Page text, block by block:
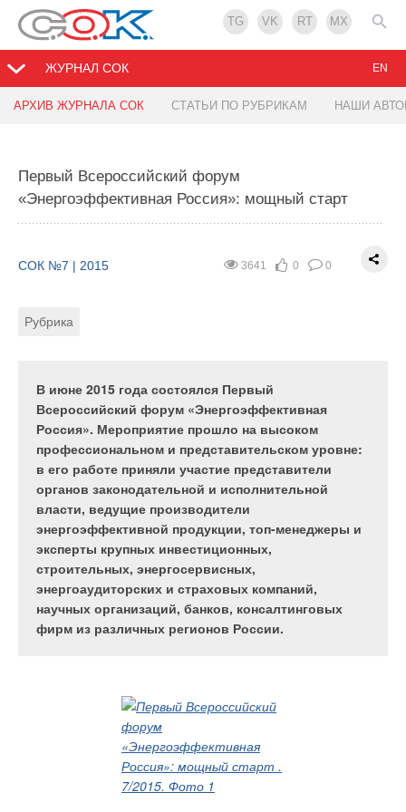
TG VK RT MX
ЖУРНАЛ СОК
АРХИВ ЖУРНАЛА СОК СТАТЬИ ПО РУБРИКАМ НАШИ
EN
Первый Всероссийский форум
«Энергоэффективная Россия»: мощный старт
3641 0 0
СОК №7 | 2015
Рубрика
В июне 2015 года состоялся Первый
Всероссийский форум «Энергоэффективная
Россия». Мероприятие прошло на высоком
профессиональном и представительском уровне:
в его работе приняли участие представители
органов законодательной и исполнительной
власти, ведущие производители
энергоэффективной продукции, топ-менеджеры и
эксперты крупных инвестиционных,
строительных, энергосервисных,
энергоаудиторских и страховых компаний,
научных организаций, банков, консалтинговых
фирм из различных регионов России.
СОК №7 | 2015
плодотворно работает НКО Фонд
назад, но в активную работу был включён только
в последнее время, с выходом №261-ФЗ.
Специалистов Фонда сегодня привлекают в
качестве экспертов, как для консультаций по
вопросам энергосбережения, так и по вопросам
оценки эффективности работ, выполненных в
бюджетных и муниципальных организациях.
Приобретённый организацией опыт достоин
изучения и тиражирования.
За прошедшие годы Фондом было реализовано достаточно
много пилотных проектов по региону. Ранее приходилось, в
настоящее время в указанном секторе обслуживается
больше 350 приборов (в основном, учёта тепла). Другое
направление работы организации — проведение
технического надзора за работами, выполненными на
бюджетные средства, вкладываемые в энергосбережение.
Речь идёт о противодействии выигрывающим конкурсы